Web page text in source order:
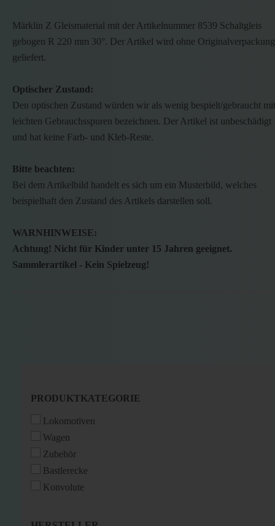
Märklin Z Gleismaterial mit der Artikelnummer 8539 Schaltgleis
gebogen R 220 mm 30°. Der Artikel wird ohne Originalverpackung
geliefert.
Optischer Zustand:
Den optischen Zustand würden wir als wenig bespielt/gebraucht mit
leichten Gebrauchsspuren bezeichnen. Der Artikel ist unbeschädigt
und hat keine Farb- und Kleb-Reste.
Bitte beachten:
Bei dem Artikelbild handelt es sich um ein Musterbild, welches
beispielhaft den Zustand des Artikels darstellen soll.
WARNHINWEISE:
Achtung! Nicht für Kinder unter 15 Jahren geeignet.
Sammlerartikel - Kein Spielzeug!
PRODUKTKATEGORIE
PRODUKTKATEGORIE
Lokomotiven
Wagen
Zubehör
Bastlerecke
Konvolute